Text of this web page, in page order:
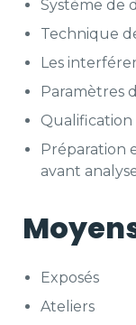
Système de
Technique
Les
Paramètres
Qualification
Préparation
avant
Exposés
Ateliers